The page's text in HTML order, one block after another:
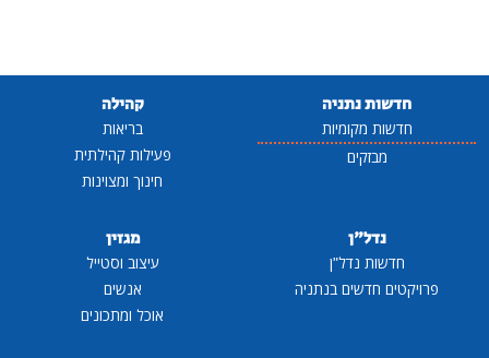
חדשות נתניה
חדשות מקומיות
מבזקים
קהילה
בריאות
פעילות קהילתית
חינוך ומצוינות
נדל"ן
חדשות נדל"ן
פרויקטים חדשים בנתניה
מגזין
עיצוב וסטייל
אנשים
אוכל ומתכונים